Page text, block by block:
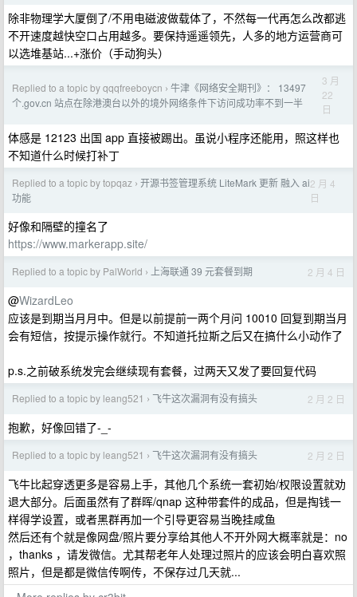
除非物理学大厦倒了/不用电磁波做载体了，不然每一代再怎么改都逃
不开速度越快空口占用越多。要保持遥遥领先，人多的地方运营商可
以选堆基站...+涨价（手动狗头）
Replied to a topic by qqqfreeboycn › 牛津《网络安全期刊》： 13497
个.gov.cn 站点在除港澳台以外的境外网络条件下访问成功率不到一半
3 月
22
日
体感是 12123 出国 app 直接被踢出。虽说小程序还能用，照这样也
不知道什么时候打补丁
Replied to a topic by topqaz › 开源书签管理系统 LiteMark 更新 融入 ai
功能
2 月 4
日
好像和隔壁的撞名了
https://www.markerapp.site/
Replied to a topic by PalWorld › 上海联通 39 元套餐到期 2 月 4 日
@WizardLeo
应该是到期当月月中。但是以前提前一两个月问 10010 回复到期当月
会有短信，按提示操作就行。不知道托拉斯之后又在搞什么小动作了
p.s.之前破系统发完会继续现有套餐，过两天又发了要回复代码
Replied to a topic by leang521 › 飞牛这次漏洞有没有搞头 2 月 2 日
抱歉，好像回错了-_-
Replied to a topic by leang521 › 飞牛这次漏洞有没有搞头 2 月 2 日
飞牛比起穿透更多是容易上手，其他几个系统一套初始/权限设置就劝
退大部分。后面虽然有了群晖/qnap 这种带套件的成品，但是掏钱一
样得学设置，或者黑群再加一个引导更容易当晚挂咸鱼
然后还有个就是像网盘/照片要分享给其他人不开外网大概率就是：no
，thanks ，请发微信。尤其帮老年人处理过照片的应该会明白喜欢照
照片，但是都是微信传啊传，不保存过几天就...